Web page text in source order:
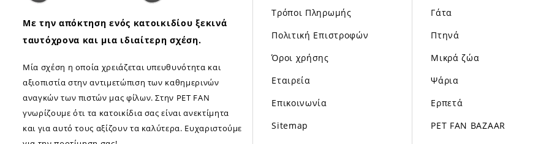
Με την απόκτηση ενός κατοικιδίου ξεκινά
ταυτόχρονα και μια ιδιαίτερη σχέση.
Μία σχέση η οποία χρειάζεται υπευθυνότητα και
αξιοπιστία στην αντιμετώπιση των καθημερινών
αναγκών των πιστών μας φίλων. Στην PET FAN
γνωρίζουμε ότι τα κατοικίδια σας είναι ανεκτίμητα
και για αυτό τους αξίζουν τα καλύτερα. Ευχαριστούμε
Τρόποι Πληρωμής
Πολιτική Επιστροφών
Όροι χρήσης
Εταιρεία
Επικοινωνία
Sitemap
Γάτα
Πτηνά
Μικρά ζώα
Ψάρια
Ερπετά
PET FAN BAZAAR